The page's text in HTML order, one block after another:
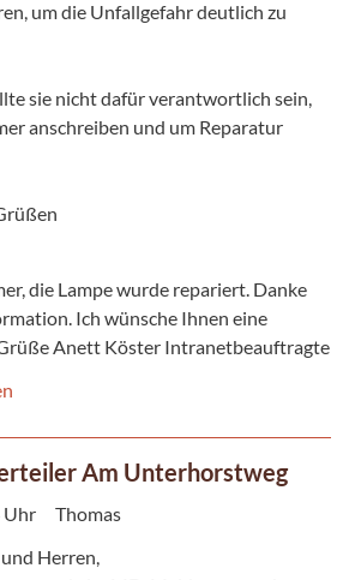
um die Unfallgefahr deutlich zu
sie nicht dafür verantwortlich sein,
anschreiben und um Reparatur
die Lampe wurde repariert. Danke
Ich wünsche Ihnen eine
Anett Köster Intranetbeauftragte
Am Unterhorstweg
Uhr
Thomas
Herren,